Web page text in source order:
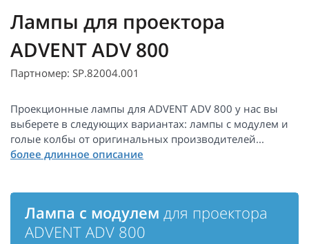
Лампы для проектора
ADVENT ADV 800
Партномер: SP.82004.001
Проекционные лампы для ADVENT ADV 800 у нас вы
выберете в следующих вариантах: лампы с модулем и
голые колбы от оригинальных производителей...
Лампа с модулем для проектора
ADVENT ADV 800